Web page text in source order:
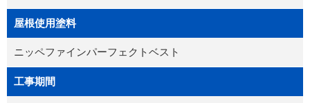
屋根使用塗料
ニッペファインパーフェクトベスト
工事期間